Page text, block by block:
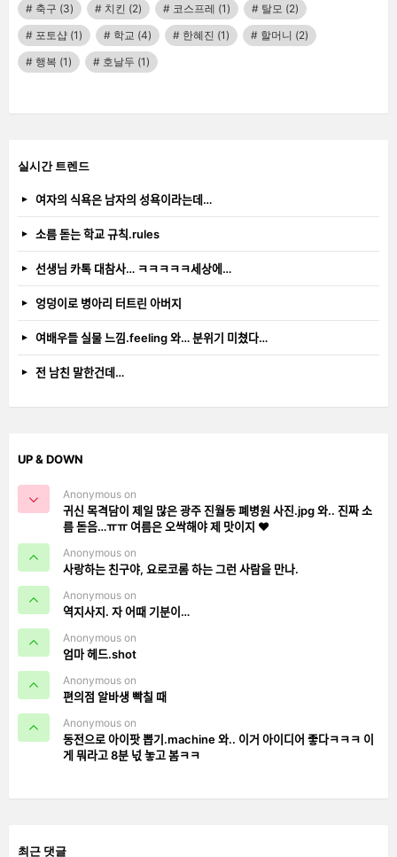
축구 (3) 치킨 (2) 코스프레 (1) 탈모 (2)
포토샵 (1) 학교 (4) 한혜진 (1) 할머니 (2)
행복 (1) 호날두 (1)
실시간 트렌드
여자의 식욕은 남자의 성욕이라는데…
소름 돋는 학교 규칙.rules
선생님 카톡 대참사… ㅋㅋㅋㅋㅋ세상에…
엉덩이로 병아리 터트린 아버지
여배우들 실물 느낌.feeling 와… 분위기 미쳤다…
전 남친 말한건데…
UP & DOWN
Anonymous on
귀신 목격담이 제일 많은 광주 진월동 폐병원 사진.jpg 와.. 진짜 소
름 돋음…ㅠㅠ 여름은 오싹해야 제 맛이지 ❤️
Anonymous on
사랑하는 친구야, 요로코롬 하는 그런 사람을 만나.
Anonymous on
역지사지. 자 어때 기분이…
Anonymous on
엄마 헤드.shot
Anonymous on
편의점 알바생 빡칠 때
Anonymous on
동전으로 아이팟 뽑기.machine 와.. 이거 아이디어 좋다ㅋㅋㅋ 이
게 뭐라고 8분 넋 놓고 봄ㅋㅋ
최근 댓글